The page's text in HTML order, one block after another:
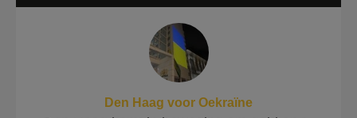
Den Haag voor Oekraïne